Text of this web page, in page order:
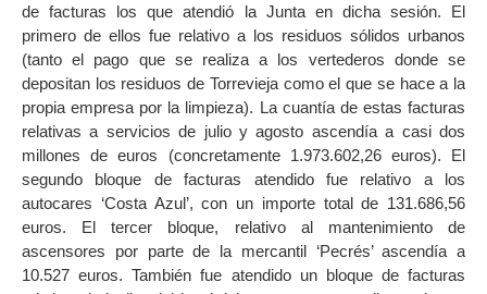
de facturas los que atendió la Junta en dicha sesión. El
primero de ellos fue relativo a los residuos sólidos urbanos
(tanto el pago que se realiza a los vertederos donde se
depositan los residuos de Torrevieja como el que se hace a la
propia empresa por la limpieza). La cuantía de estas facturas
relativas a servicios de julio y agosto ascendía a casi dos
millones de euros (concretamente 1.973.602,26 euros). El
segundo bloque de facturas atendido fue relativo a los
autocares ‘Costa Azul’, con un importe total de 131.686,56
euros. El tercer bloque, relativo al mantenimiento de
ascensores por parte de la mercantil ‘Pecrés’ ascendía a
10.527 euros. También fue atendido un bloque de facturas